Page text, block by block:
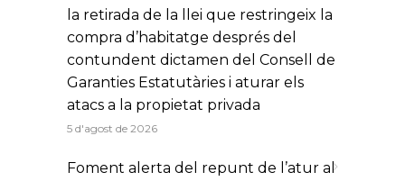
la retirada de la llei que restringeix la
compra d’habitatge després del
contundent dictamen del Consell de
Garanties Estatutàries i aturar els
atacs a la propietat privada
5 d'agost de 2026
Foment alerta del repunt de l’atur al